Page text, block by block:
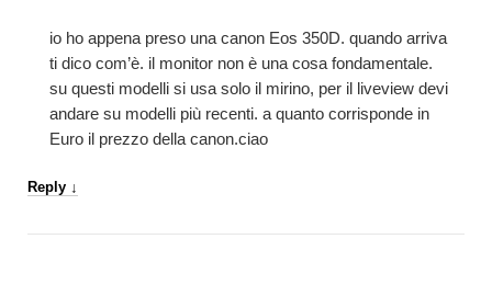
io ho appena preso una canon Eos 350D. quando arriva
ti dico com’è. il monitor non è una cosa fondamentale.
su questi modelli si usa solo il mirino, per il liveview devi
andare su modelli più recenti. a quanto corrisponde in
Euro il prezzo della canon.ciao
Reply ↓